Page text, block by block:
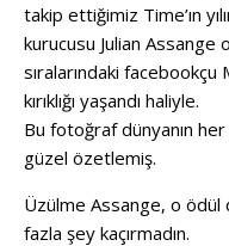
takip ettiğimiz Time’ın
kurucusu Julian Assange
sıralarındaki
kırıklığı yaşandı haliyle.
Bu fotoğraf dünyanın
güzel özetlemiş.
Üzülme Assange, o
fazla şey kaçırmadın.